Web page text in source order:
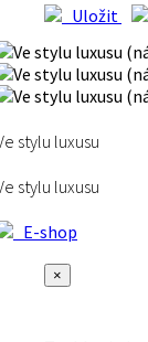
Uložit
stylu luxusu
stylu luxusu
E-shop
×